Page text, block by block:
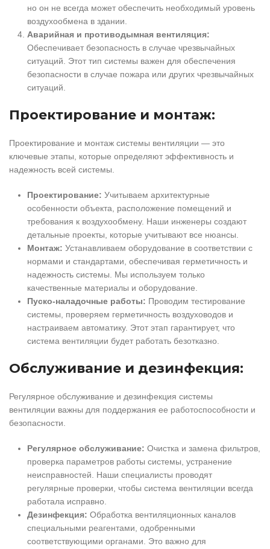
но он не всегда может обеспечить необходимый уровень
воздухообмена в здании.
Аварийная и противодымная вентиляция:
Обеспечивает безопасность в случае чрезвычайных
ситуаций. Этот тип системы важен для обеспечения
безопасности в случае пожара или других чрезвычайных
ситуаций.
Проектирование и монтаж:
Проектирование и монтаж системы вентиляции — это
ключевые этапы, которые определяют эффективность и
надежность всей системы.
Проектирование: Учитываем архитектурные
особенности объекта, расположение помещений и
требования к воздухообмену. Наши инженеры создают
детальные проекты, которые учитывают все нюансы.
Монтаж: Устанавливаем оборудование в соответствии с
нормами и стандартами, обеспечивая герметичность и
надежность системы. Мы используем только
качественные материалы и оборудование.
Пуско-наладочные работы: Проводим тестирование
системы, проверяем герметичность воздуховодов и
настраиваем автоматику. Этот этап гарантирует, что
система вентиляции будет работать безотказно.
Обслуживание и дезинфекция:
Регулярное обслуживание и дезинфекция системы
вентиляции важны для поддержания ее работоспособности и
безопасности.
Регулярное обслуживание: Очистка и замена фильтров,
проверка параметров работы системы, устранение
неисправностей. Наши специалисты проводят
регулярные проверки, чтобы система вентиляции всегда
работала исправно.
Дезинфекция: Обработка вентиляционных каналов
специальными реагентами, одобренными
соответствующими органами. Это важно для